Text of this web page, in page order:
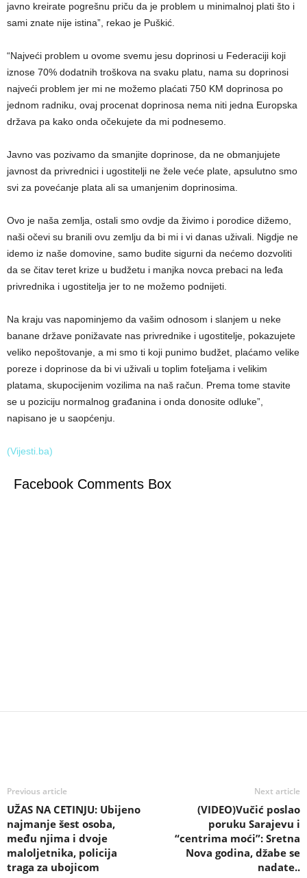
javno kreirate pogrešnu priču da je problem u minimalnoj plati što i
sami znate nije istina”, rekao je Puškić.
“Najveći problem u ovome svemu jesu doprinosi u Federaciji koji
iznose 70% dodatnih troškova na svaku platu, nama su doprinosi
najveći problem jer mi ne možemo plaćati 750 KM doprinosa po
jednom radniku, ovaj procenat doprinosa nema niti jedna Europska
država pa kako onda očekujete da mi podnesemo.
Javno vas pozivamo da smanjite doprinose, da ne obmanjujete
javnost da privrednici i ugostitelji ne žele veće plate, apsulutno smo
svi za povećanje plata ali sa umanjenim doprinosima.
Ovo je naša zemlja, ostali smo ovdje da živimo i porodice dižemo,
naši očevi su branili ovu zemlju da bi mi i vi danas uživali. Nigdje ne
idemo iz naše domovine, samo budite sigurni da nećemo dozvoliti
da se čitav teret krize u budžetu i manjka novca prebaci na leđa
privrednika i ugostitelja jer to ne možemo podnijeti.
Na kraju vas napominjemo da vašim odnosom i slanjem u neke
banane države ponižavate nas privrednike i ugostitelje, pokazujete
veliko nepoštovanje, a mi smo ti koji punimo budžet, plaćamo velike
poreze i doprinose da bi vi uživali u toplim foteljama i velikim
platama, skupocijenim vozilima na naš račun. Prema tome stavite
se u poziciju normalnog građanina i onda donosite odluke”,
napisano je u saopćenju.
(Vijesti.ba)
Facebook Comments Box
Previous article
UŽAS NA CETINJU: Ubijeno
najmanje šest osoba,
među njima i dvoje
maloljetnika, policija
traga za ubojicom
Next article
(VIDEO)Vučić poslao
poruku Sarajevu i
“centrima moći”: Sretna
Nova godina, džabe se
nadate..